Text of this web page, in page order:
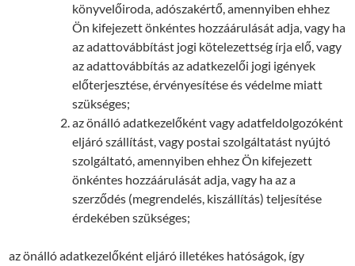
könyvelőiroda, adószakértő, amennyiben ehhez
Ön kifejezett önkéntes hozzáárulását adja, vagy ha
az adattovábbítást jogi kötelezettség írja elő, vagy
az adattovábbítás az adatkezelői jogi igények
előterjesztése, érvényesítése és védelme miatt
szükséges;
az önálló adatkezelőként vagy adatfeldolgozóként
eljáró szállítást, vagy postai szolgáltatást nyújtó
szolgáltató, amennyiben ehhez Ön kifejezett
önkéntes hozzáárulását adja, vagy ha az a
szerződés (megrendelés, kiszállítás) teljesítése
érdekében szükséges;
az önálló adatkezelőként eljáró illetékes hatóságok, így